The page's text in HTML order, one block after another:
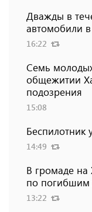
Дважды в
автомобили
16:22
Семь
общежитии
подозрения
15:08
14:49
В громаде на
по
13:22